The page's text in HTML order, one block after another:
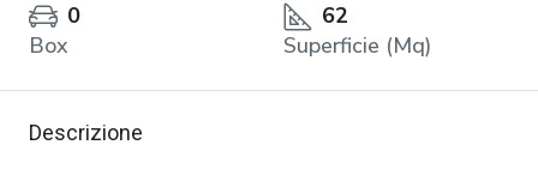
0
Box
62
Superficie (Mq)
Descrizione